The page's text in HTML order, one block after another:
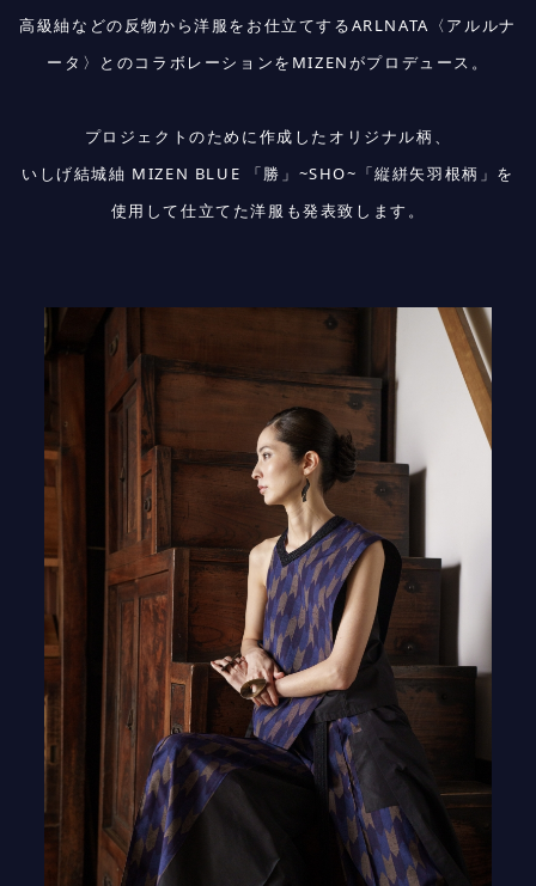
高級紬などの反物から洋服をお仕立てするARLNATA〈アルルナ
ータ〉とのコラボレーションをMIZENがプロデュース。
プロジェクトのために作成したオリジナル柄、
いしげ結城紬 MIZEN BLUE 「勝」~SHO~「縦絣矢羽根柄」を
使用して仕立てた洋服も発表致します。